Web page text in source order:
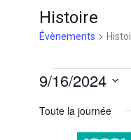
Histoire
Évènements
Évènements
for
septembre
9/16/2024
une
Toute la journée